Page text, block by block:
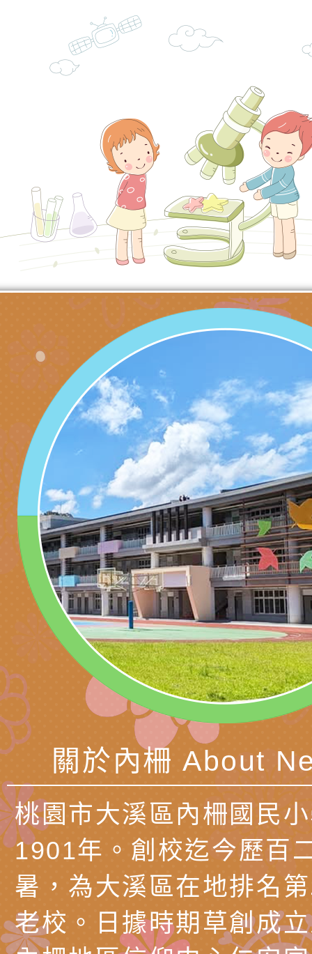
角色驅動的聲音與故
月份公共服務政策溝
訊
台北松山文創園區5
「櫻桃小丸子原作40
檢送桃園市政府LED
字稿及LCD託播影（
轉知國立臺灣師範大
「115學年度身心障
知能研習」
檢送桃園市政府LED
函轉國立臺灣師範大
「115學年度身心障
知能研習」
有關桃園市八德區大
學辦理「音樂班第27
樂會-憶起玩樂」
檢送桃園市政府家庭
「小桃家5月課程資
子的人際必修課」、
代的親職教養」海報
檢送「小桃家幸福+
實體座談會」海報
函轉臺北市勞動力重
委託辦理「2026臺
摩據點視覺設計競賽
章
檢送桃園市政府LED
字稿
函轉教育部訂於115
(星期六)下午2時至5
立臺灣科學教育館（
林區士商路189號）
理「115年度515國
導及系列座談活動」
檢送本市115學年度
術才能音樂班鑑定二
章
函轉本府新聞處115
安全宣導
檢送本府新聞處115
安全宣導
有關衛生福利部辦理
逆境少年家庭支持服
員專業輔導及效能精
北、中、南共3場次
訓練
轉知社團法人中華民
礙聯盟辦理「2026
少意見交流大會」簡
台灣遊戲治療學會將
月至8月舉辦「空間
多元文化遊戲室之規
造」、「阿德勒心理
學諮商輔導的應用」
不只是遊戲 - 兒童遊
門工作坊 （中部場
檢送行政院新聞傳播
月份公共服務政策溝
桃園市龜山區大坑國
理114學年度整合性
育講座「爸媽不暴走
成長」
台灣遊戲治療學會
日舉辦「空間的療癒
文化遊戲室之規畫與
檢送衛生福利部「政
材應注意之可及性格
有關本市桃園區中埔
「桃園市115年度兒
情緒管理訓練-獨輪
施計畫」
有關國立羅東高級中
「生命教育議題深化
議題論壇與生命塔羅
檢送LED跑馬燈文字
託播影片
有關教育部特殊教育
團學前及國中小身障
理「普特協作—課程
有關國立臺中教育大
「115年適應運動經
轉知教育部國教署生
關於內柵 About
桃園市大溪區內柵國民
1901年。創校迄今歷百
暑，為大溪區在地排名
老校。日據時期草創成